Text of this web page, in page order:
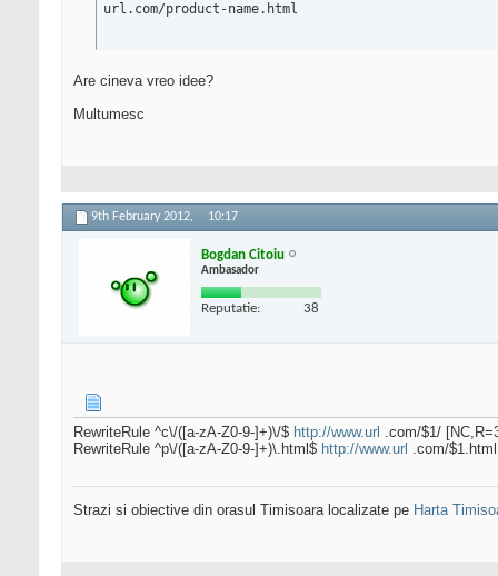
url.com/product-name.html
Are cineva vreo idee?
Multumesc
9th February 2012, 10:17
Bogdan Citoiu
Ambasador
Reputatie: 38
RewriteRule ^c\/([a-zA-Z0-9-]+)\/$ http://www.url .com/$1/
RewriteRule ^p\/([a-zA-Z0-9-]+)\.html$ http://www.url .com/
Strazi si obiective din orasul Timisoara localizate pe Harta